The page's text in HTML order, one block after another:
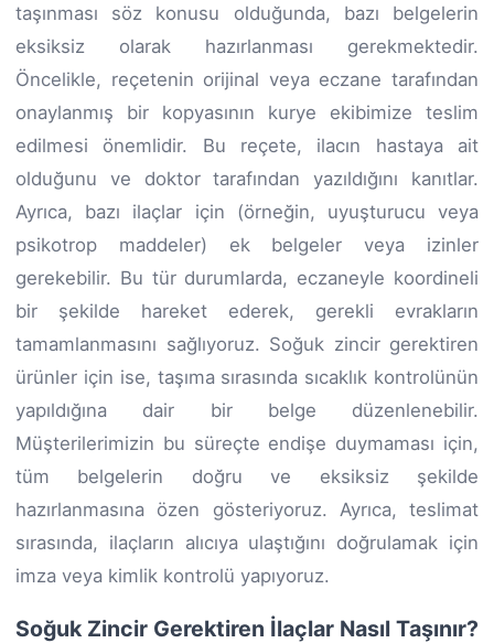
taşınması söz konusu olduğunda, bazı belgelerin
eksiksiz olarak hazırlanması gerekmektedir.
Öncelikle, reçetenin orijinal veya eczane tarafından
onaylanmış bir kopyasının kurye ekibimize teslim
edilmesi önemlidir. Bu reçete, ilacın hastaya ait
olduğunu ve doktor tarafından yazıldığını kanıtlar.
Ayrıca, bazı ilaçlar için (örneğin, uyuşturucu veya
psikotrop maddeler) ek belgeler veya izinler
gerekebilir. Bu tür durumlarda, eczaneyle koordineli
bir şekilde hareket ederek, gerekli evrakların
tamamlanmasını sağlıyoruz. Soğuk zincir gerektiren
ürünler için ise, taşıma sırasında sıcaklık kontrolünün
yapıldığına dair bir belge düzenlenebilir.
Müşterilerimizin bu süreçte endişe duymaması için,
tüm belgelerin doğru ve eksiksiz şekilde
hazırlanmasına özen gösteriyoruz. Ayrıca, teslimat
sırasında, ilaçların alıcıya ulaştığını doğrulamak için
imza veya kimlik kontrolü yapıyoruz.
Soğuk Zincir Gerektiren İlaçlar Nasıl Taşınır?